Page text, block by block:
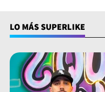
LO MÁS SUPERLIKE